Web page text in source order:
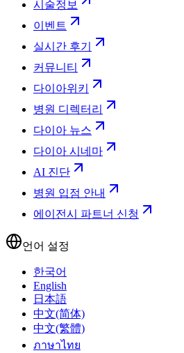
시술정보
이벤트
실시간 후기
커뮤니티
다이아위키
병원 디렉터리
다이아 뉴스
다이아 시네마
AI 진단
병원 입점 안내
에이전시 파트너 신청
언어 설정
한국어
English
日本語
中文(简体)
中文(繁體)
ภาษาไทย